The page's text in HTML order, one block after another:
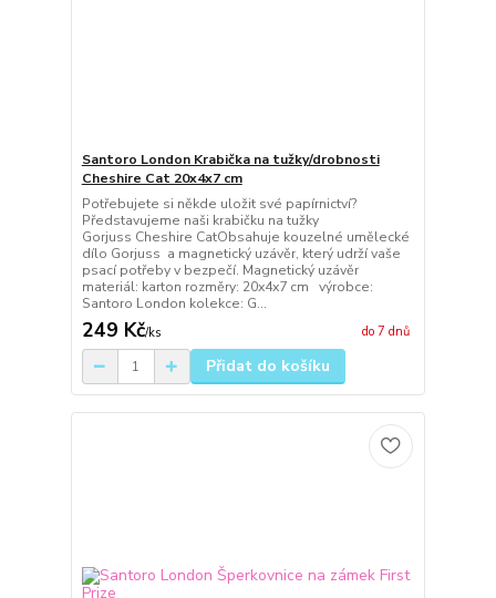
Santoro London Krabička na tužky/drobnosti
Cheshire Cat 20x4x7 cm
Potřebujete si někde uložit své papírnictví?
Představujeme naši krabičku na tužky
Gorjuss Cheshire CatObsahuje kouzelné umělecké
dílo Gorjuss a magnetický uzávěr, který udrží vaše
psací potřeby v bezpečí. Magnetický uzávěr
materiál: karton rozměry: 20x4x7 cm výrobce:
Santoro London kolekce: G...
249 Kč/ks do 7 dnů
Přidat do košíku